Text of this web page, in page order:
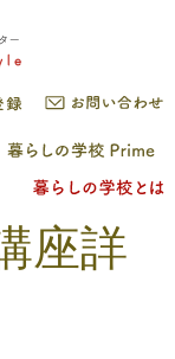
座詳